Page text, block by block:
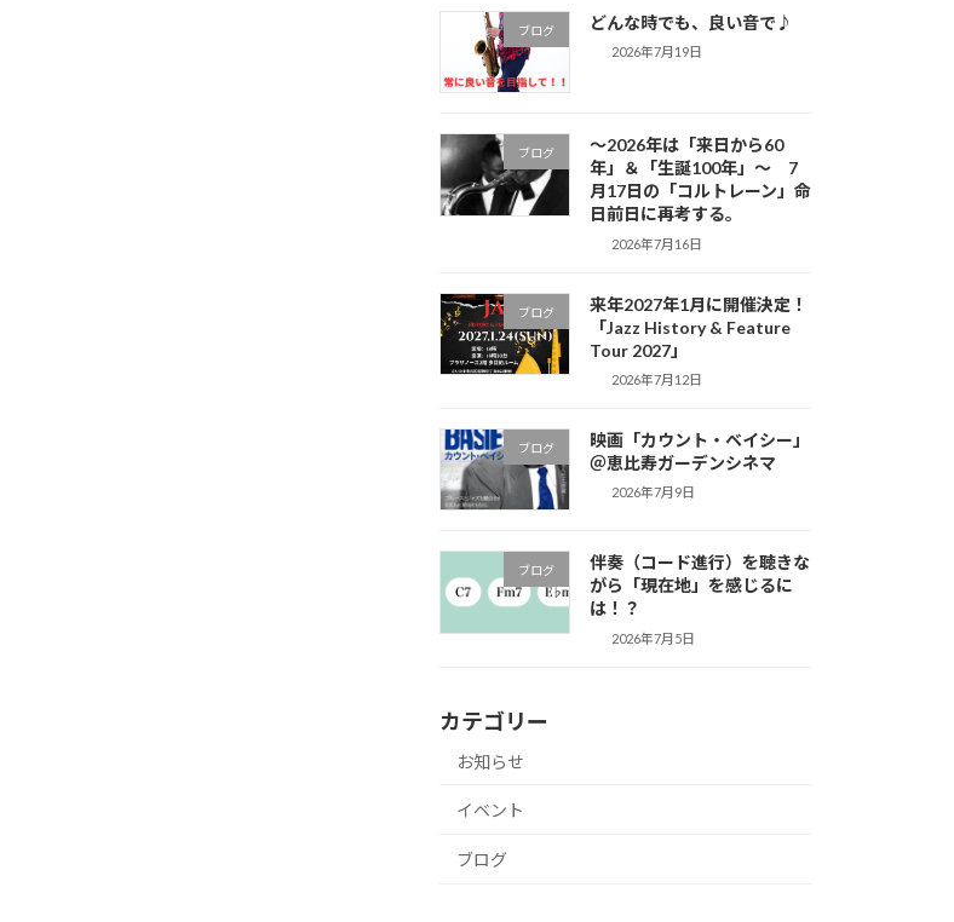
ブログ どんな時でも、良い音で♪
2026年7月19日
ブログ
～2026年は「来日から60
年」＆「生誕100年」～ 7
月17日の「コルトレーン」命
日前日に再考する。
2026年7月16日
ブログ
来年2027年1月に開催決定！
「Jazz History & Feature
Tour 2027」
2026年7月12日
ブログ
映画「カウント・ベイシー」
＠恵比寿ガーデンシネマ
2026年7月9日
ブログ
伴奏（コード進行）を聴きな
がら「現在地」を感じるに
は！？
2026年7月5日
カテゴリー
お知らせ
イベント
ブログ